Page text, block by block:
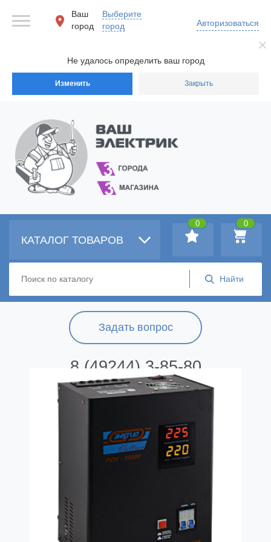
Не удалось определить ваш город
Изменить Закрыть
Ваш
город
Выберите
город
Авторизоваться
Задать вопрос
8 (49244) 3-85-80
КАТАЛОГ ТОВАРОВ
0
0